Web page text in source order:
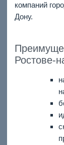
компаний
Дону.
Ростове-